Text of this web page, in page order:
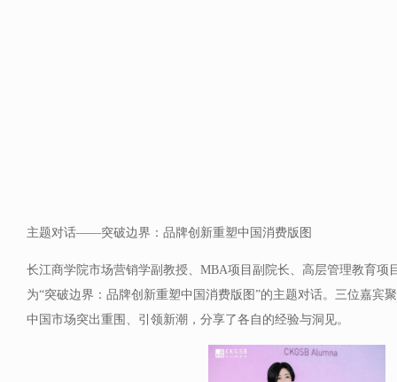
主题对话——突破边界：品牌创新重塑中国消费版图
长江商学院市场营销学副教授、MBA项目副院长、高层管理教育项
为“突破边界：品牌创新重塑中国消费版图”的主题对话。三位嘉宾
中国市场突出重围、引领新潮，分享了各自的经验与洞见。